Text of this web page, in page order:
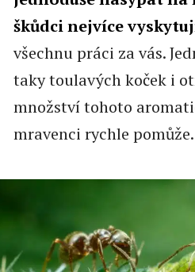
škůdci nejvíce
všechnu práci za vás.
taky toulavých koček i
množství tohoto
mravenci rychle pomůže.